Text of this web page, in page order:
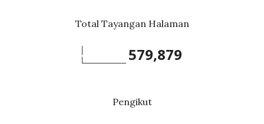
Total Tayangan Halaman
579,879
Pengikut